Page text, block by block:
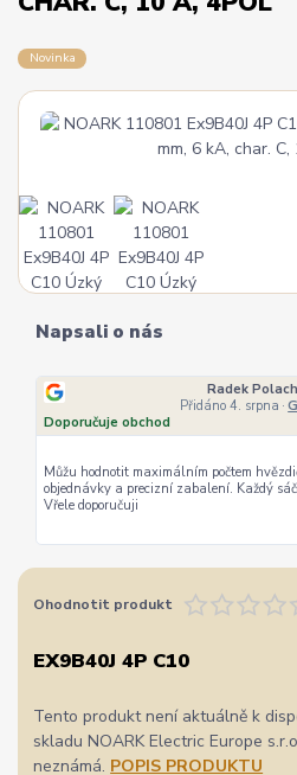
Novinka
Napsali o nás
Ověřený
Přidáno 4. srpna·
Doporučuje obchod
+ rychlé vyřízení +
Ohodnotit produkt
EX9B40J 4P C10
Tento produkt není aktuálně k
skladu NOARK Electric Europe
neznámá. POPIS PRODUKTU